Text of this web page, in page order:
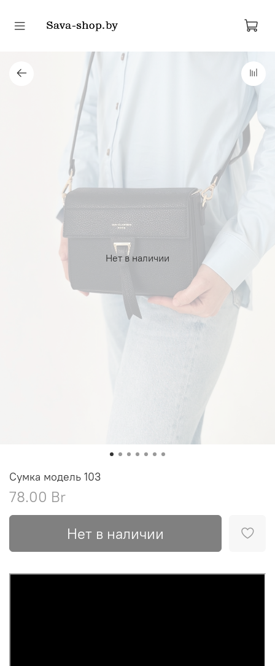
Нет в наличии
Сумка модель 103
78.00 Br
Нет в наличии